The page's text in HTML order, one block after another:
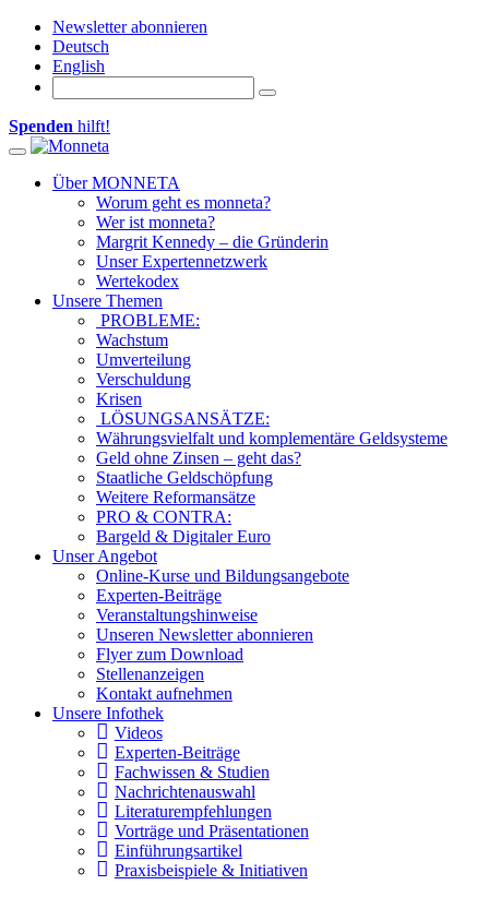
Newsletter abonnieren
Deutsch
English
Spenden hilft!
Toggle navigation
Über MONNETA
Worum geht es monneta?
Wer ist monneta?
Margrit Kennedy – die Gründerin
Unser Expertennetzwerk
Wertekodex
Unsere Themen
PROBLEME:
Wachstum
Umverteilung
Verschuldung
Krisen
LÖSUNGSANSÄTZE:
Währungsvielfalt und komplementäre Geldsysteme
Geld ohne Zinsen – geht das?
Staatliche Geldschöpfung
Weitere Reformansätze
PRO & CONTRA:
Bargeld & Digitaler Euro
Unser Angebot
Online-Kurse und Bildungsangebote
Experten-Beiträge
Veranstaltungshinweise
Unseren Newsletter abonnieren
Flyer zum Download
Stellenanzeigen
Kontakt aufnehmen
Unsere Infothek
Videos
Experten-Beiträge
Fachwissen & Studien
Nachrichtenauswahl
Literaturempfehlungen
Vorträge und Präsentationen
Einführungsartikel
Praxisbeispiele & Initiativen